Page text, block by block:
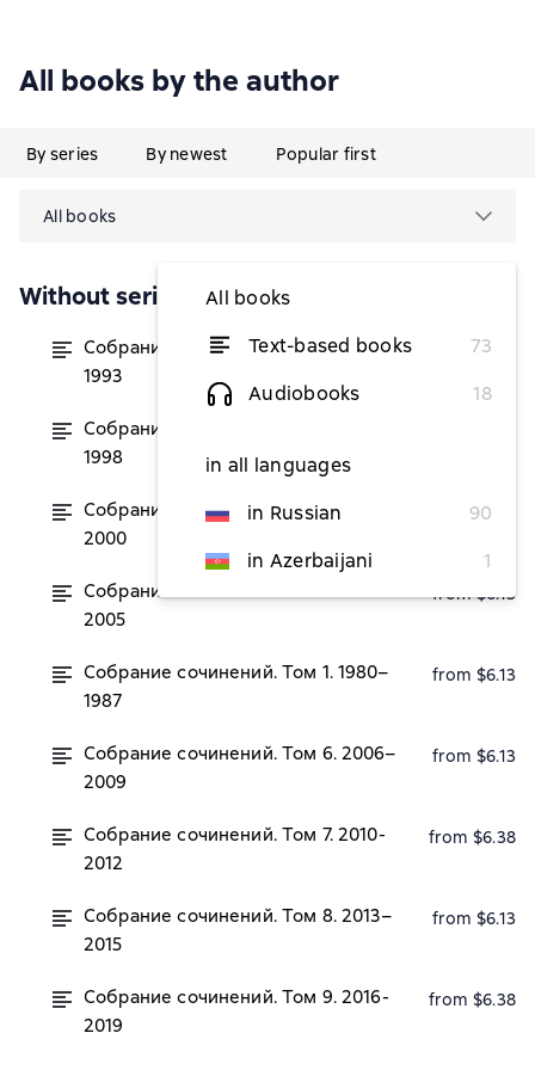
All books by the author
By series By newest Popular first
All books
All books
Text-based books
73
Audiobooks
18
in all languages
in Russian
90
in Azerbaijani
1
Without series
Собрание сочинений. Том 2. 1988–
1993
from $6.13
Собрание сочинений. Том 3. 1994-
1998
Собрание сочинений. Том 4. 1999-
2000
from $6.13
Собрание сочинений. Том 5. 2001-
2005
from $6.13
Собрание сочинений. Том 1. 1980–
1987
from $6.13
Собрание сочинений. Том 6. 2006–
2009
from $6.13
Собрание сочинений. Том 7. 2010-
2012
from $6.38
Собрание сочинений. Том 8. 2013–
2015
from $6.13
Собрание сочинений. Том 9. 2016-
2019
from $6.38